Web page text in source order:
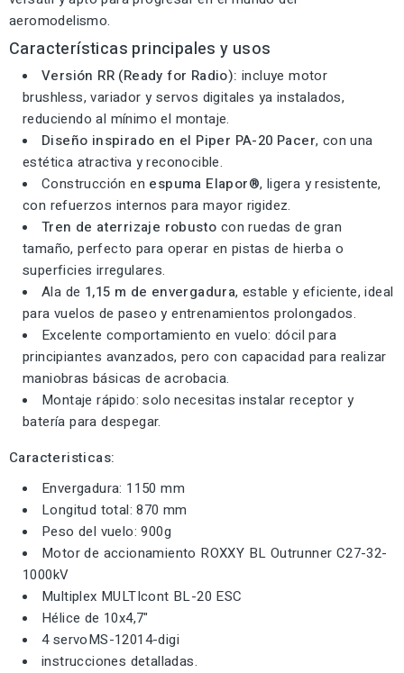
aeromodelismo.
Características principales y usos
Versión RR (Ready for Radio): incluye motor
brushless, variador y servos digitales ya instalados,
reduciendo al mínimo el montaje.
Diseño inspirado en el Piper PA-20 Pacer, con una
estética atractiva y reconocible.
Construcción en espuma Elapor®, ligera y resistente,
con refuerzos internos para mayor rigidez.
Tren de aterrizaje robusto con ruedas de gran
tamaño, perfecto para operar en pistas de hierba o
superficies irregulares.
Ala de 1,15 m de envergadura, estable y eficiente, ideal
para vuelos de paseo y entrenamientos prolongados.
Excelente comportamiento en vuelo: dócil para
principiantes avanzados, pero con capacidad para realizar
maniobras básicas de acrobacia.
Montaje rápido: solo necesitas instalar receptor y
batería para despegar.
Caracteristicas:
Envergadura: 1150 mm
Longitud total: 870 mm
Peso del vuelo: 900g
Motor de accionamiento ROXXY BL Outrunner C27-32-
1000kV
Multiplex MULTIcont BL-20 ESC
Hélice de 10x4,7"
4 servoMS-12014-digi
instrucciones detalladas.